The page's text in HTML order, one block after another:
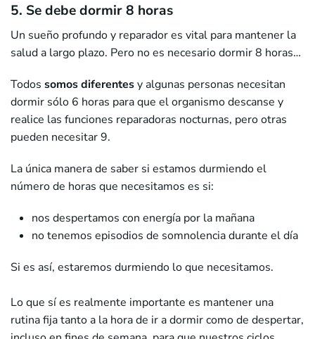
5. Se debe dormir 8 horas
Un sueño profundo y reparador es vital para mantener la
salud a largo plazo. Pero no es necesario dormir 8 horas…
Todos somos diferentesy algunas personas necesitan
dormir sólo 6 horas para que el organismo descanse y
realice las funciones reparadoras nocturnas, pero otras
pueden necesitar 9.
La única manera de saber si estamos durmiendo el
número de horas que necesitamos es si:
nos despertamos con energía por la mañana
no tenemos episodios de somnolencia durante el día
Si es así, estaremos durmiendo lo que necesitamos.
Lo que sí es realmente importante es mantener una
rutina fija tanto a la hora de ir a dormir como de despertar,